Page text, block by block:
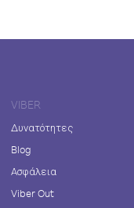
VIBER
Δυνατότητες
Blog
Ασφάλεια
Viber Out